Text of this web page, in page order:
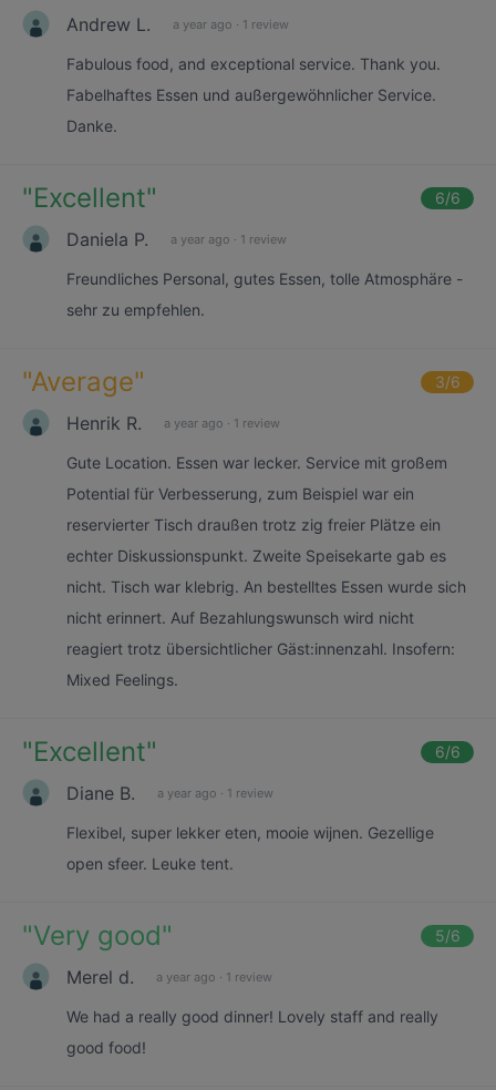
Andrew L. a year ago · 1 review
Fabulous food, and exceptional service. Thank you.
Fabelhaftes Essen und außergewöhnlicher Service.
Danke.
"Excellent" 6/6
Daniela P. a year ago · 1 review
Freundliches Personal, gutes Essen, tolle Atmosphäre -
sehr zu empfehlen.
"Average" 3/6
Henrik R. a year ago · 1 review
Gute Location. Essen war lecker. Service mit großem
Potential für Verbesserung, zum Beispiel war ein
reservierter Tisch draußen trotz zig freier Plätze ein
echter Diskussionspunkt. Zweite Speisekarte gab es
nicht. Tisch war klebrig. An bestelltes Essen wurde sich
nicht erinnert. Auf Bezahlungswunsch wird nicht
reagiert trotz übersichtlicher Gäst:innenzahl. Insofern:
Mixed Feelings.
"Excellent" 6/6
Diane B. a year ago · 1 review
Flexibel, super lekker eten, mooie wijnen. Gezellige
open sfeer. Leuke tent.
"Very good" 5/6
Merel d. a year ago · 1 review
We had a really good dinner! Lovely staff and really
good food!